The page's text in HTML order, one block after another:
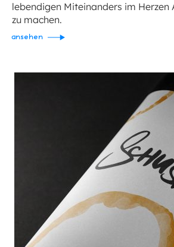
lebendigen Miteinanders im Herzen
zu machen.
ansehen